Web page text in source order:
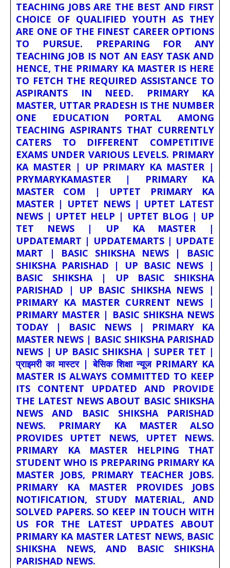
TEACHING JOBS ARE THE BEST AND FIRST
CHOICE OF QUALIFIED YOUTH AS THEY
ARE ONE OF THE FINEST CAREER OPTIONS
TO PURSUE. PREPARING FOR ANY
TEACHING JOB IS NOT AN EASY TASK AND
HENCE, THE PRIMARY KA MASTER IS HERE
TO FETCH THE REQUIRED ASSISTANCE TO
ASPIRANTS IN NEED. PRIMARY KA
MASTER, UTTAR PRADESH IS THE NUMBER
ONE EDUCATION PORTAL AMONG
TEACHING ASPIRANTS THAT CURRENTLY
CATERS TO DIFFERENT COMPETITIVE
EXAMS UNDER VARIOUS LEVELS. PRIMARY
KA MASTER | UP PRIMARY KA MASTER |
PRYMARYKAMASTER | PRIMARY KA
MASTER COM | UPTET PRIMARY KA
MASTER | UPTET NEWS | UPTET LATEST
NEWS | UPTET HELP | UPTET BLOG | UP
TET NEWS | UP KA MASTER |
UPDATEMART | UPDATEMARTS | UPDATE
MART | BASIC SHIKSHA NEWS | BASIC
SHIKSHA PARISHAD | UP BASIC NEWS |
BASIC SHIKSHA | UP BASIC SHIKSHA
PARISHAD | UP BASIC SHIKSHA NEWS |
PRIMARY KA MASTER CURRENT NEWS |
PRIMARY MASTER | BASIC SHIKSHA NEWS
TODAY | BASIC NEWS | PRIMARY KA
MASTER NEWS | BASIC SHIKSHA PARISHAD
NEWS | UP BASIC SHIKSHA | SUPER TET |
प्राइमरी का मास्टर | बेसिक शिक्षा न्यूज PRIMARY KA
MASTER IS ALWAYS COMMITTED TO KEEP
ITS CONTENT UPDATED AND PROVIDE
THE LATEST NEWS ABOUT BASIC SHIKSHA
NEWS AND BASIC SHIKSHA PARISHAD
NEWS. PRIMARY KA MASTER ALSO
PROVIDES UPTET NEWS, UPTET NEWS.
PRIMARY KA MASTER HELPING THAT
STUDENT WHO IS PREPARING PRIMARY KA
MASTER JOBS, PRIMARY TEACHER JOBS.
PRIMARY KA MASTER PROVIDES JOBS
NOTIFICATION, STUDY MATERIAL, AND
SOLVED PAPERS. SO KEEP IN TOUCH WITH
US FOR THE LATEST UPDATES ABOUT
PRIMARY KA MASTER LATEST NEWS, BASIC
SHIKSHA NEWS, AND BASIC SHIKSHA
PARISHAD NEWS.